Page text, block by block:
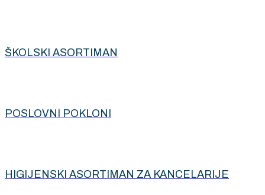
ŠKOLSKI ASORTIMAN
POSLOVNI POKLONI
HIGIJENSKI ASORTIMAN ZA KANCELARIJE